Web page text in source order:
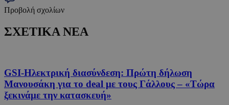
Προβολή σχολίων
ΣΧΕΤΙΚΑ ΝΕΑ
GSI-Ηλεκτρική διασύνδεση: Πρώτη δήλωση
Μανουσάκη για το deal με τους Γάλλους – «Τώρα
ξεκινάμε την κατασκευή»